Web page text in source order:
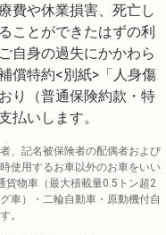
費や休業損害、死亡し
ことができたはずの利
自身の過失にかかわら
償特約<別紙>「人身傷
り（普通保険約款・特
払いします。
、記名被保険者の配偶者および
使用するお車以外のお車をいい
貨物車（最大積載量0.5トン超2
車）・二輪自動車・原動機付自
。